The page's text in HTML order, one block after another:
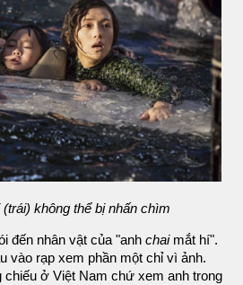
không thể bị nhấn chìm
đến nhân vật của "anh chai mắt hí".
vào rạp xem phần một chỉ vì ảnh.
chiếu ở Việt Nam chứ xem anh trong